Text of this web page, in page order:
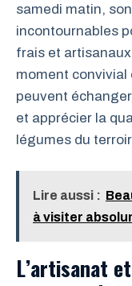
samedi matin,
incontournables
frais et
moment
peuvent
et apprécier la
légumes du
Lire aussi :
à visiter
L’artisanat